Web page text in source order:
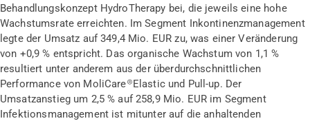
Behandlungskonzept HydroTherapy bei, die jeweils eine hohe
Wachstumsrate erreichten. Im Segment Inkontinenzmanagement
legte der Umsatz auf 349,4 Mio. EUR zu, was einer Veränderung
von +0,9 % entspricht. Das organische Wachstum von 1,1 %
resultiert unter anderem aus der überdurchschnittlichen
Performance von MoliCare®Elastic und Pull-up. Der
Umsatzanstieg um 2,5 % auf 258,9 Mio. EUR im Segment
Infektionsmanagement ist mitunter auf die anhaltenden